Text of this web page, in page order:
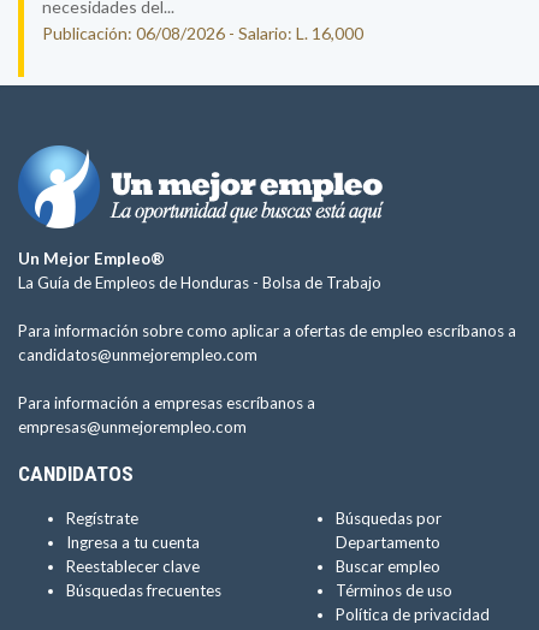
necesidades del...
Publicación: 06/08/2026 - Salario: L. 16,000
Un Mejor Empleo®
La Guía de Empleos de Honduras - Bolsa de Trabajo
Para información sobre como aplicar a ofertas de empleo escríbanos a
candidatos@unmejorempleo.com
Para información a empresas escríbanos a
empresas@unmejorempleo.com
CANDIDATOS
Regístrate
Ingresa a tu cuenta
Reestablecer clave
Búsquedas frecuentes
Búsquedas por
Departamento
Buscar empleo
Términos de uso
Política de privacidad